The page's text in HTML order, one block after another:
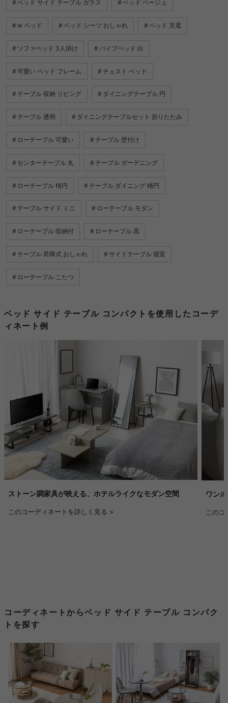
ベッド サイド テーブル ガラス ベッド ベージュ
w ベッド ベッド シーツ おしゃれ ベッド 充電
ソファベッド 3人掛け パイプベッド 白
可愛い ベッド フレーム チェスト ベッド
テーブル 収納 リビング ダイニングテーブル 円
テーブル 透明 ダイニングテーブルセット 折りたたみ
ローテーブル 可愛い テーブル 壁付け
センターテーブル 丸 テーブル ガーデニング
ローテーブル 楕円 テーブル ダイニング 楕円
テーブル サイド ミニ ローテーブル モダン
ローテーブル 収納付 ローテーブル 黒
テーブル 昇降式 おしゃれ サイドテーブル 寝室
ローテーブル こたつ
ベッド サイド テーブル コンパクトを使用したコーデ
ィネート例
ストーン調家具が映える、ホテルライクなモダン空間
このコーディネートを詳しく見る >
ワン
この
コーディネートからベッド サイド テーブル コンパク
トを探す